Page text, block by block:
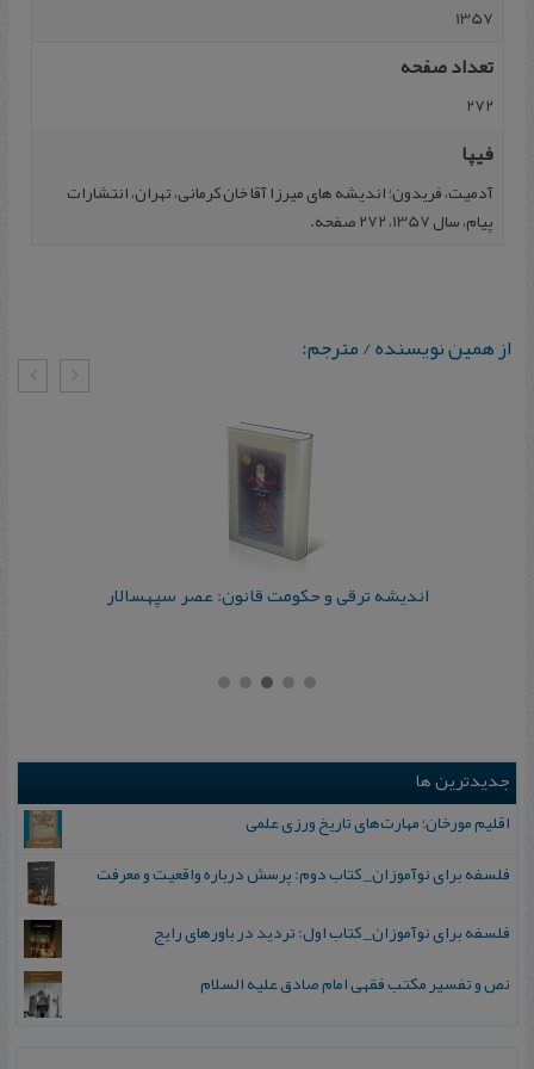
1357
تعداد صفحه
272
فیپا
آدمیت، فریدون؛ اندیشه های میرزا آقا خان کرمانی، تهران، انتشارات
پیام، سال 1357، 272 صفحه.
از همین نویسنده / مترجم:
اندیشه ترقی و حکومت قانون: عصر سپهسالار
جدیدترین ها
اقلیم مورخان؛ مهارت‌های تاریخ ورزی علمی
فلسفه برای نوآموزان_ کتاب دوم: پرسش درباره واقعیت و معرفت
فلسفه برای نوآموزان_ کتاب اول: تردید در باورهای رایج
نص و تفسیر مکتب فقهی امام صادق علیه السلام